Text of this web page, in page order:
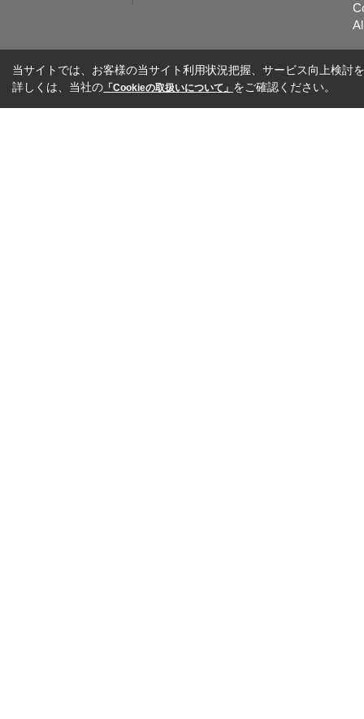
当サイトでは、お客様の当サイト利用状況把握、サービス向上検討
詳しくは、当社の 「Cookieの取扱いについて」 をご確認ください。